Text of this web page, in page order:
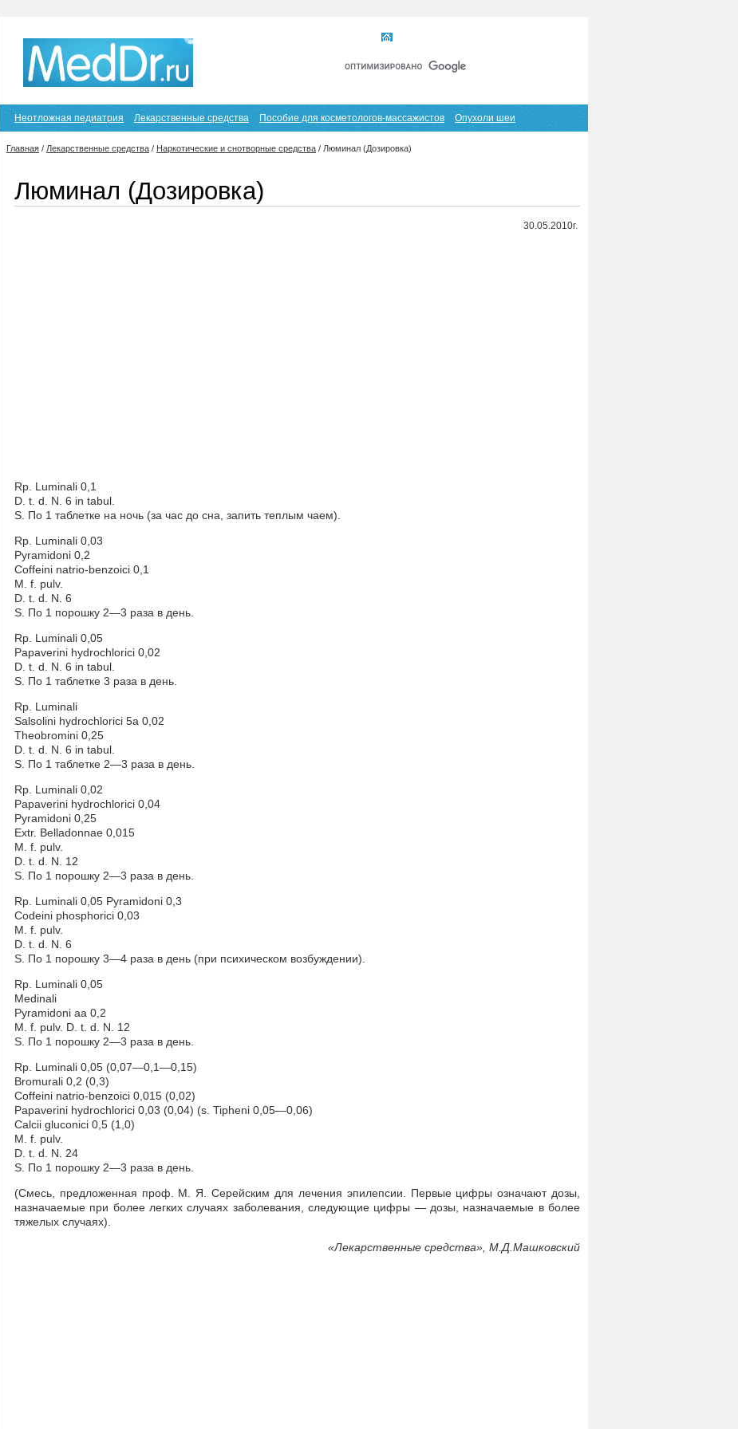
Неотложная педиатрия Лекарственные средства Пособие для косметологов-массажистов Опухоли шеи
Главная / Лекарственные средства / Наркотические и снотворные средства / Люминал (Дозировка)
Люминал (Дозировка)
30.05.2010г.
Rp. Luminali 0,1
D. t. d. N. 6 in tabul.
S. По 1 таблетке на ночь (за час до сна, запить теплым чаем).
Rp. Luminali 0,03
Pyramidoni 0,2
Coffeini natrio-benzoici 0,1
M. f. pulv.
D. t. d. N. 6
S. По 1 порошку 2—3 раза в день.
Rp. Luminali 0,05
Papaverini hydrochlorici 0,02
D. t. d. N. 6 in tabul.
S. По 1 таблетке 3 раза в день.
Rp. Luminali
Salsolini hydrochlorici 5a 0,02
Theobromini 0,25
D. t. d. N. 6 in tabul.
S. По 1 таблетке 2—3 раза в день.
Rp. Luminali 0,02
Papaverini hydrochlorici 0,04
Pyramidoni 0,25
Extr. Belladonnae 0,015
M. f. pulv.
D. t. d. N. 12
S. По 1 порошку 2—3 раза в день.
Rp. Luminali 0,05 Pyramidoni 0,3
Codeini phosphorici 0,03
M. f. pulv.
D. t. d. N. 6
S. По 1 порошку 3—4 раза в день (при психическом возбуждении).
Rp. Luminali 0,05
Medinali
Pyramidoni aa 0,2
M. f. pulv. D. t. d. N. 12
S. По 1 порошку 2—3 раза в день.
Rp. Luminali 0,05 (0,07—0,1—0,15)
Bromurali 0,2 (0,3)
Coffeini natrio-benzoici 0,015 (0,02)
Papaverini hydrochlorici 0,03 (0,04) (s. Tipheni 0,05—0,06)
Calcii gluconici 0,5 (1,0)
M. f. pulv.
D. t. d. N. 24
S. По 1 порошку 2—3 раза в день.
(Смесь, предложенная проф. М. Я. Серейским для лечения эпилепсии. Первые цифры означают дозы,
назначаемые при более легких случаях заболевания, следующие цифры — дозы, назначаемые в более
тяжелых случаях).
«Лекарственные средства», М.Д.Машковский